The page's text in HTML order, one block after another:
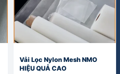
Vải Lọc Nylon Mesh NMO
HIỆU QUẢ CAO